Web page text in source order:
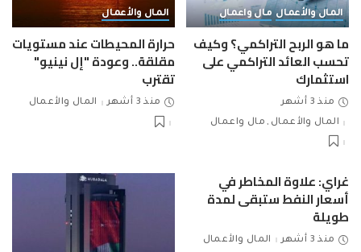
المال والأعمال مال واعمال
ما هو الربح التراكمي؟ وكيف
تحسب العائد التراكمي على
استثمارك
منذ 3 أشهر
المال والأعمال
مال واعمال
المال والأعمال
حرارة المحيطات عند مستويات
مقلقة.. وعودة "إل نينيو"
تقترب
منذ 3 أشهر المال والأعمال
غراي: علاوة المخاطر في
أسعار النفط ستبقى لمدة
طويلة
منذ 3 أشهر المال والأعمال